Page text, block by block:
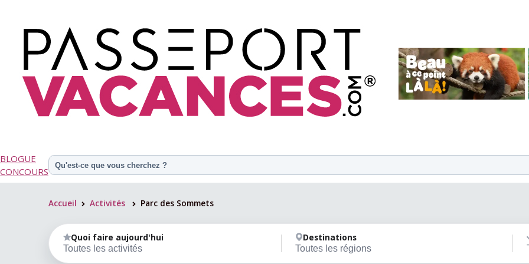
BLOGUE
CONCOURS
Accueil > Activités > Parc des Sommets
Quoi faire aujourd'hui
Toutes les activités
Destinations
Toutes les régions